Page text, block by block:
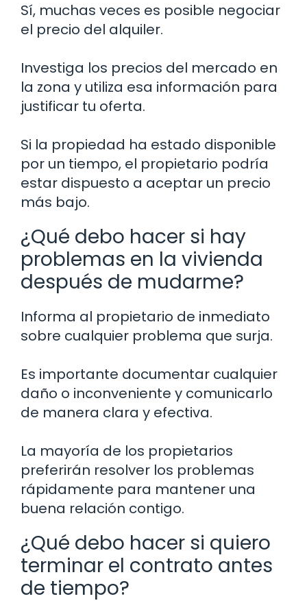
Sí, muchas veces es posible negociar
el precio del alquiler.
Investiga los precios del mercado en
la zona y utiliza esa información para
justificar tu oferta.
Si la propiedad ha estado disponible
por un tiempo, el propietario podría
estar dispuesto a aceptar un precio
más bajo.
¿Qué debo hacer si hay
problemas en la vivienda
después de mudarme?
Informa al propietario de inmediato
sobre cualquier problema que surja.
Es importante documentar cualquier
daño o inconveniente y comunicarlo
de manera clara y efectiva.
La mayoría de los propietarios
preferirán resolver los problemas
rápidamente para mantener una
buena relación contigo.
¿Qué debo hacer si quiero
terminar el contrato antes
de tiempo?